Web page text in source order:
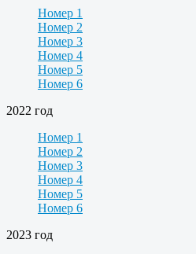
Номер 1
Номер 2
Номер 3
Номер 4
Номер 5
Номер 6
2022 год
Номер 1
Номер 2
Номер 3
Номер 4
Номер 5
Номер 6
2023 год